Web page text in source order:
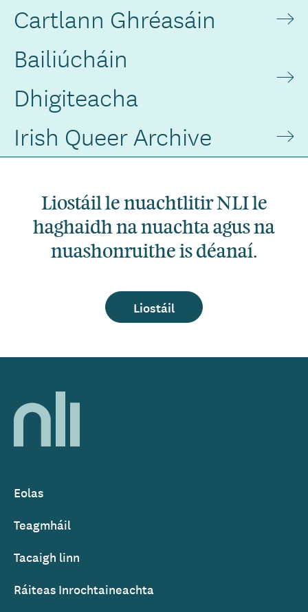
Cartlann Ghréasáin
Bailiúcháin
Dhigiteacha
Irish Queer Archive
Liostáil le nuachtlitir NLI le
haghaidh na nuachta agus na
nuashonruithe is déanaí.
Liostáil
Home,
National
of
Footer
Eolas
Teagmháil
Tacaigh linn
Ráiteas Inrochtaineachta